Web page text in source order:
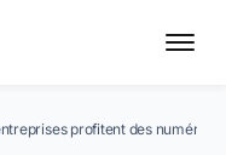
profitent des numéros